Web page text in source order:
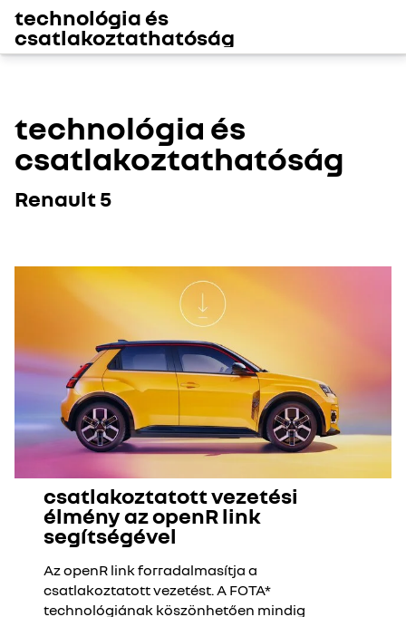
technológia és
csatlakoztathatóság
technológia és
csatlakoztathatóság
Renault 5
csatlakoztatott vezetési
élmény az openR link
segítségével
Az openR link forradalmasítja a
csatlakoztatott vezetést. A FOTA*
technológiának köszönhetően mindig